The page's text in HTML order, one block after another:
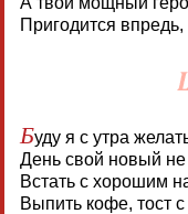
Пригодится
Буду я с утра
День свой новый не
Встать с хорошим
Выпить кофе, тост